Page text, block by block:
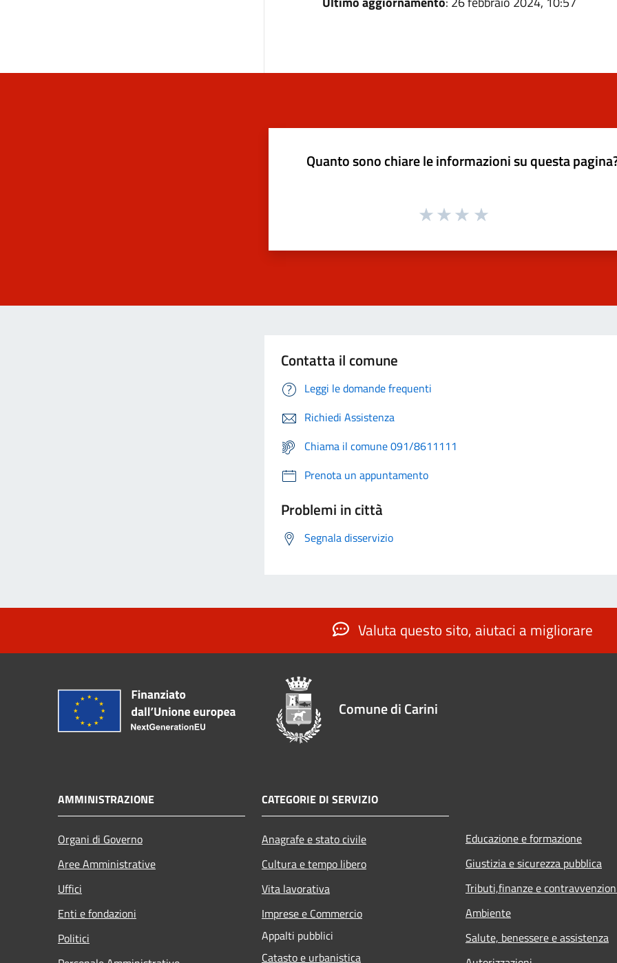
Quanto sono chiare le informazioni su questa
Contatta il comune
Leggi le domande frequenti
Richiedi Assistenza
Chiama il comune 091/8611111
Prenota un appuntamento
Problemi in città
Segnala disservizio
Valuta questo sito, aiutaci a migliorare
Comune di Carini
AMMINISTRAZIONE
Organi di Governo
Aree Amministrative
Uffici
Enti e fondazioni
Politici
CATEGORIE DI SERVIZIO
Anagrafe e stato civile
Cultura e tempo libero
Vita lavorativa
Imprese e Commercio
Appalti pubblici
Catasto e urbanistica
Educazione e formazione
Giustizia e sicurezza pubblica
Tributi,finanze e
Ambiente
Salute, benessere e assistenza